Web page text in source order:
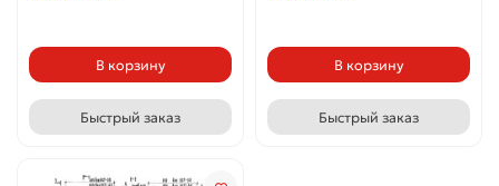
В корзину
Быстрый заказ
В корзину
Быстрый заказ